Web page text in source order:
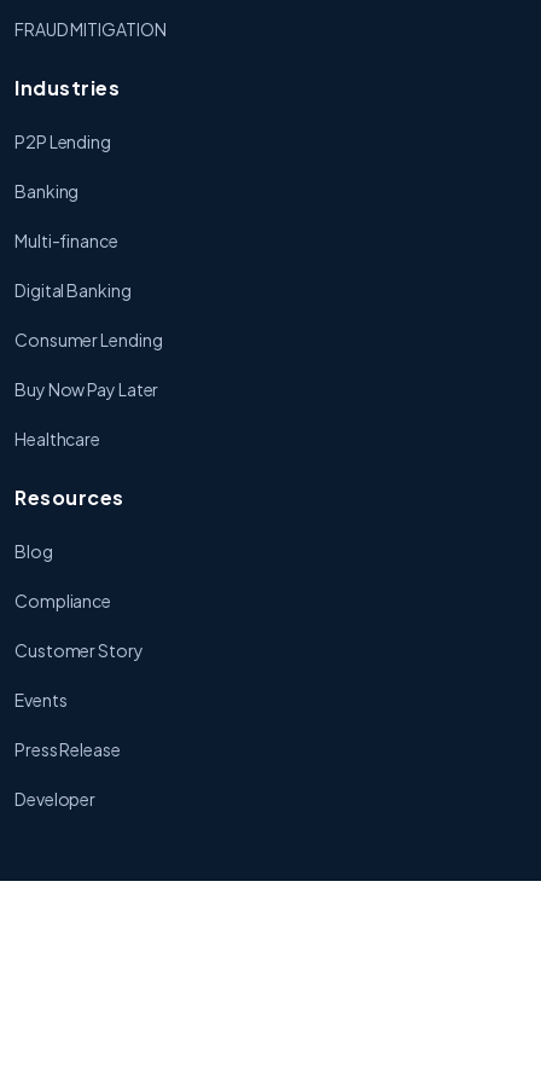
FRAUD MITIGATION
Industries
P2P Lending
Banking
Multi-finance
Digital Banking
Consumer Lending
Buy Now Pay Later
Healthcare
Resources
Blog
Compliance
Customer Story
Events
Press Release
Developer